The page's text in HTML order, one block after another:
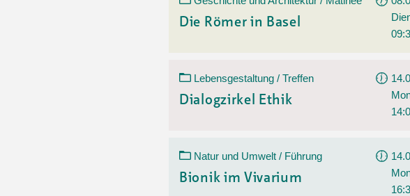
Die Römer in Basel
Lebensgestaltung / Treffen
Dialogzirkel Ethik
Natur und Umwelt / Führung
Bionik im Vivarium